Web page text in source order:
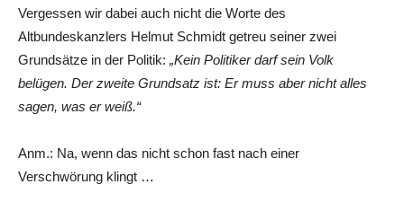
Vergessen wir dabei auch nicht die Worte des
Altbundeskanzlers Helmut Schmidt getreu seiner zwei
Grundsätze in der Politik: „Kein Politiker darf sein Volk
belügen. Der zweite Grundsatz ist: Er muss aber nicht alles
sagen, was er weiß.“
Anm.: Na, wenn das nicht schon fast nach einer
Verschwörung klingt …